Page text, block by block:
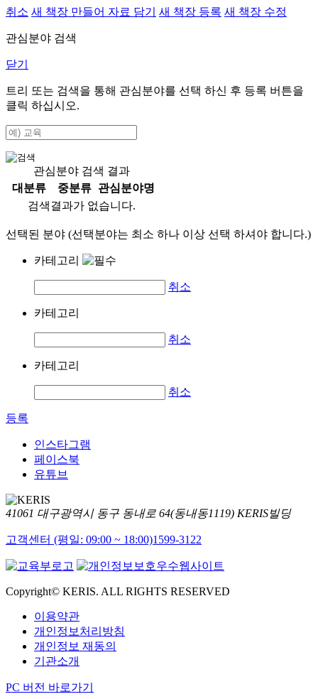
취소 새 책장 만들어 자료 담기 새 책장 등록 새 책장 수정
관심분야 검색
닫기
트리 또는 검색을 통해 관심분야를 선택 하신 후 등록 버튼을
클릭 하십시오.
관심분야 검색 결과
대분류
중분류
관심분야명
검색결과가 없습니다.
선택된 분야 (선택분야는 최소 하나 이상 선택 하셔야 합니다.)
카테고리
취소
카테고리
취소
카테고리
취소
등록
인스타그램
페이스북
유튜브
41061 대구광역시 동구 동내로 64(동내동1119) KERIS빌딩
고객센터 (평일: 09:00 ~ 18:00)1599-3122
Copyright© KERIS. ALL RIGHTS RESERVED
이용약관
개인정보처리방침
개인정보 재동의
기관소개
PC 버전 바로가기